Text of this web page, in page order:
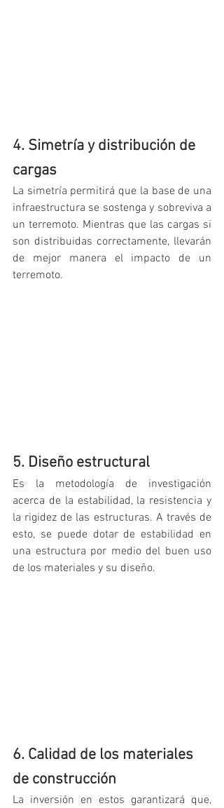
4. Simetría y distribución de
cargas
La simetría permitirá que la base de una
infraestructura se sostenga y sobreviva a
un terremoto. Mientras que las cargas si
son distribuidas correctamente, llevarán
de mejor manera el impacto de un
terremoto.
5. Diseño estructural
Es la metodología de investigación
acerca de la estabilidad, la resistencia y
la rigidez de las estructuras. A través de
esto, se puede dotar de estabilidad en
una estructura por medio del buen uso
de los materiales y su diseño.
6. Calidad de los materiales
de construcción
La inversión en estos garantizará que,